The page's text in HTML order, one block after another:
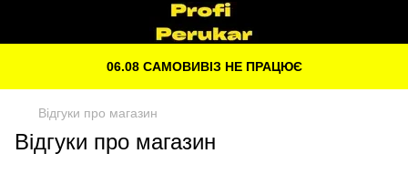
06.08 САМОВИВІЗ НЕ ПРАЦЮЄ
Відгуки про магазин
Відгуки про магазин